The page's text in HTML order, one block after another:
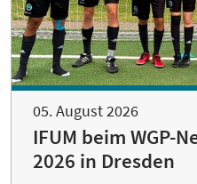
05. August 2026
IFUM beim WGP-
2026 in Dresden